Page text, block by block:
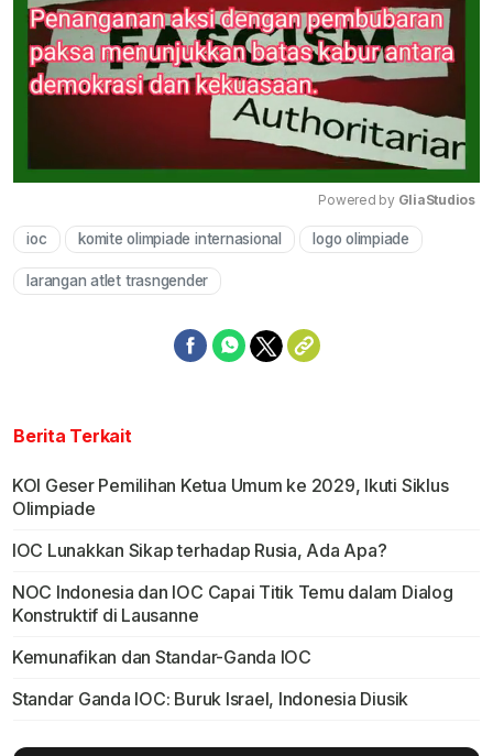
Mute
Powered by GliaStudios
ioc komite olimpiade internasional logo olimpiade
larangan atlet trasngender
Berita Terkait
KOI Geser Pemilihan Ketua Umum ke 2029, Ikuti Siklus
Olimpiade
IOC Lunakkan Sikap terhadap Rusia, Ada Apa?
NOC Indonesia dan IOC Capai Titik Temu dalam Dialog
Konstruktif di Lausanne
Kemunafikan dan Standar-Ganda IOC
Standar Ganda IOC: Buruk Israel, Indonesia Diusik